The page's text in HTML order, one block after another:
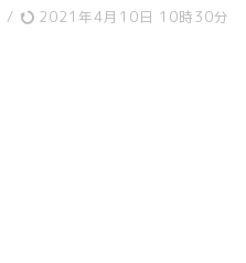
/ 2021年4月10日 10時30分